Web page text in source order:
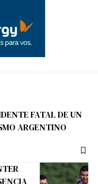
FATAL DE UN
ARGENTINO